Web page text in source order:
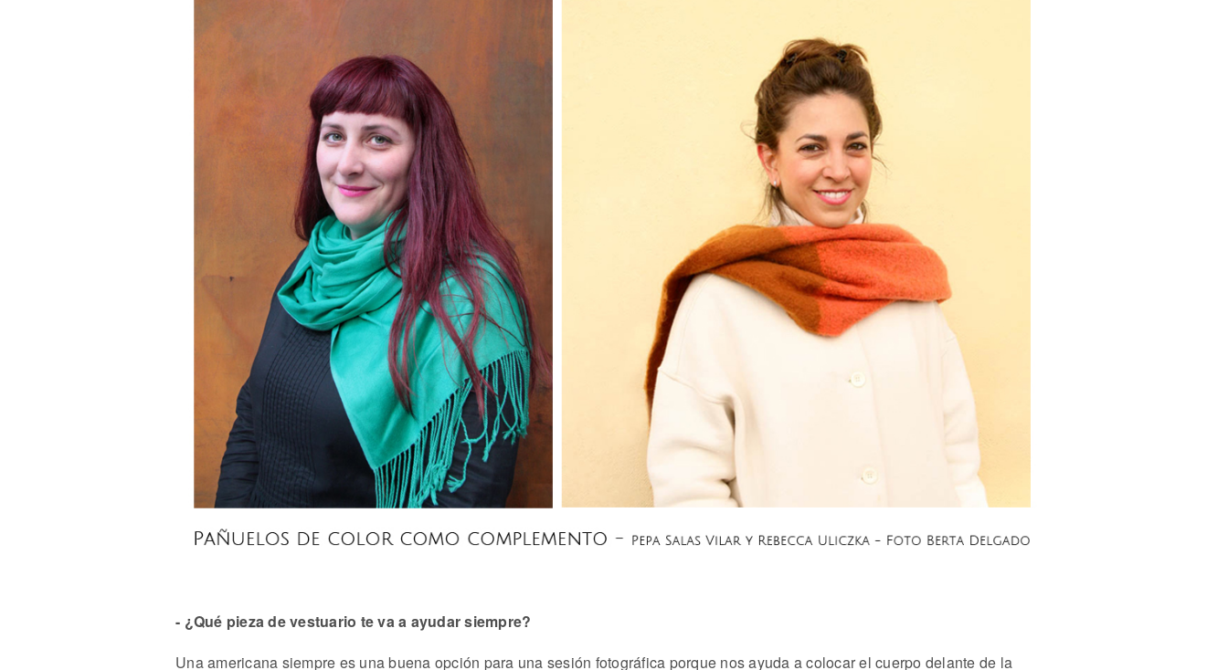
- ¿Qué pieza de vestuario te va a ayudar siempre?
Una americana siempre es una buena opción para una sesión fotográfica porque nos ayuda a colocar el cuerpo delante de la